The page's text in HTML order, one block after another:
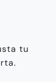
tu